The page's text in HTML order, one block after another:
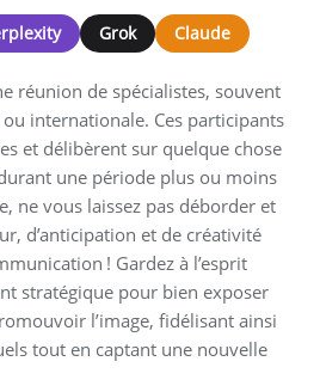
Grok Claude
réunion de spécialistes, souvent
ou internationale. Ces participants
et délibèrent sur quelque chose
une période plus ou moins
ne vous laissez pas déborder et
d’anticipation et de créativité
! Gardez à l’esprit
stratégique pour bien exposer
l’image, fidélisant ainsi
tout en captant une nouvelle